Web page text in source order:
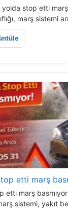
yolda stop etti
marş sistemi
etti marş
etti marş
sistemi, yakıt